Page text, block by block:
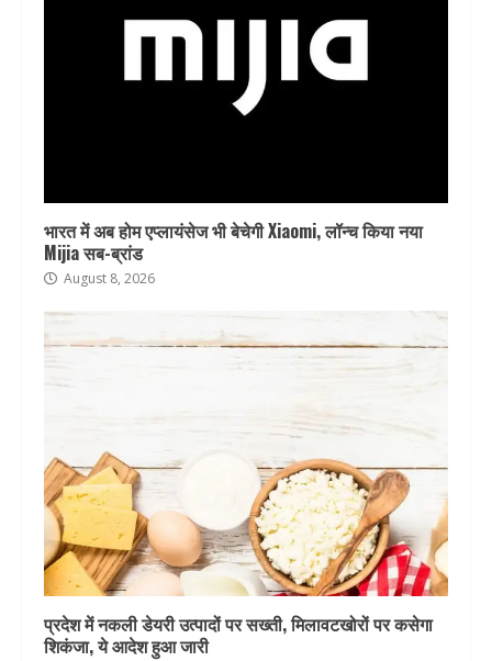
भारत में अब होम एप्लायंसेज भी बेचेगी Xiaomi, लॉन्च किया नया
Mijia सब-ब्रांड
August 8, 2026
प्रदेश में नकली डेयरी उत्पादों पर सख्ती, मिलावटखोरों पर कसेगा
शिकंजा, ये आदेश हुआ जारी